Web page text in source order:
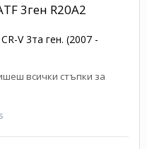
3ген R20A2
CR-V 3та ген. (2007 -
всички стъпки за